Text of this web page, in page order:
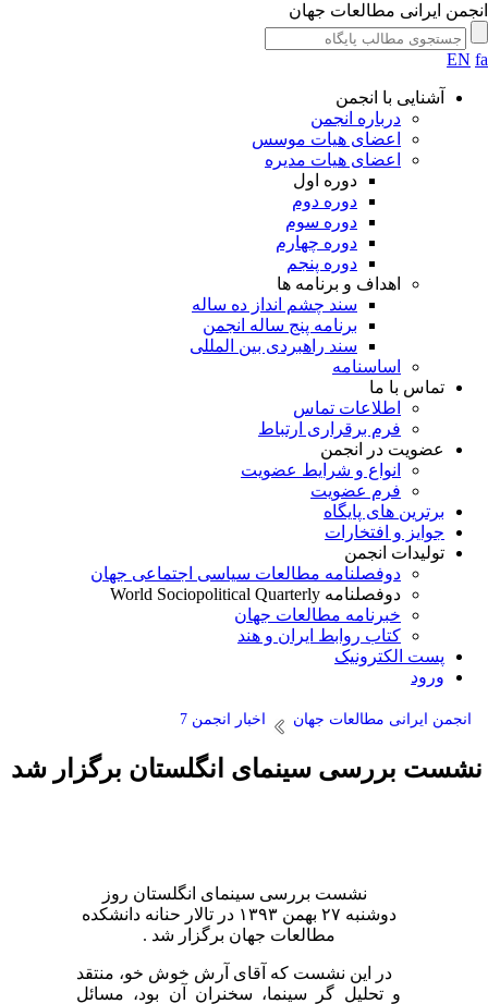
ایرانی مطالعات جهان
EN
آشنایی با انجمن
درباره انجمن
اعضای هیات موسس
اعضای هیات مدیره
دوره اول
دوره دوم
دوره سوم
دوره چهارم
دوره پنجم
اهداف و برنامه ها
سند چشم انداز ده ساله
برنامه پنج ساله انجمن
سند راهبردی بین المللی
اساسنامه
تماس با ما
اطلاعات تماس
فرم برقراری ارتباط
عضویت در انجمن
انواع و شرایط عضویت
فرم عضویت
برترین های پایگاه
جوایز و افتخارات
تولیدات انجمن
دوفصلنامه مطالعات سیاسی اجتماعی جهان
دوفصلنامه World Sociopolitical Quarterly
خبرنامه مطالعات جهان
کتاب روابط ایران و هند
پست الکترونیک
ورود
انجمن ایرانی مطالعات جهان اخبار انجمن 7
بررسی سینمای انگلستان برگزار شد
نشست بررسی سینمای انگلستان روز
دوشنبه ۲۷ بهمن ۱۳۹۳ در تالار حنانه دانشکده
مطالعات جهان برگزار شد .
در این نشست که آقای آرش خوش خو، منتقد
و تحلیل گر سینما، سخنران آن بود، مسائل